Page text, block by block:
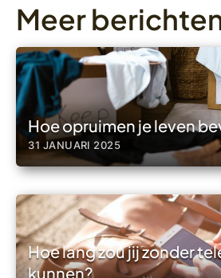
Meer
Hoe opruimen je leven
31 JANUARI 2025
Hoe lang zou jij zonder
kunnen?